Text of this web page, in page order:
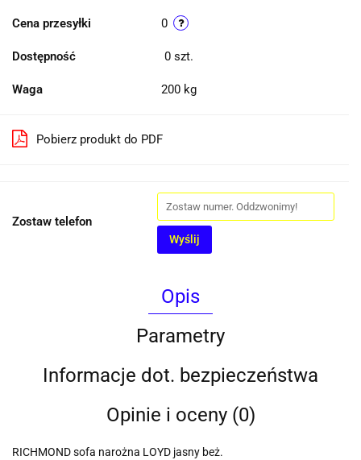
Cena przesyłki 0
Dostępność 0 szt.
Waga 200 kg
Pobierz produkt do PDF
Zostaw telefon
Wyślij
Opis
Parametry
Informacje dot. bezpieczeństwa
Opinie i oceny (0)
RICHMOND sofa narożna LOYD jasny beż.